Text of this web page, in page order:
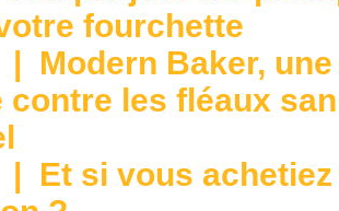
fourchette
| Modern Baker,
contre les fléaux
| Et si vous